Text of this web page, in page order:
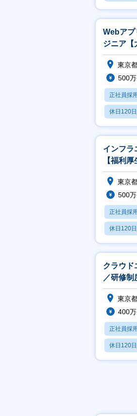
Webアプ
ジニア【
社向け案
東京
500
正社員採用
休日120
賞与あり
インフラ
【福利
東京
500
正社員採用
休日120
賞与あり
クラウド
／研修制
東京
400
正社員採用
休日120
賞与あり